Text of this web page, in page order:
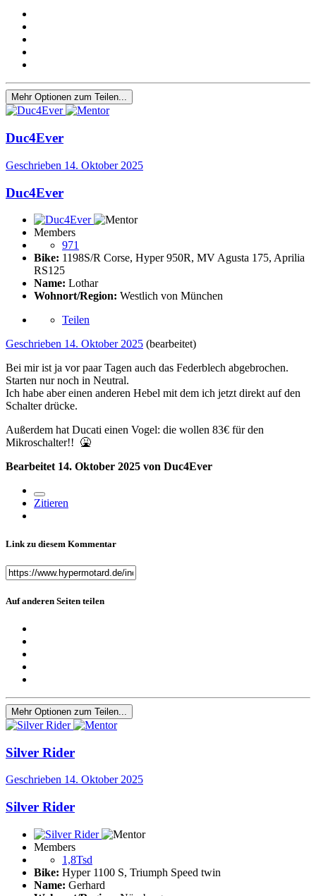
Mehr Optionen zum Teilen...
Duc4Ever
Geschrieben 14. Oktober 2025
Duc4Ever
Members
971
Bike: 1198S/R Corse, Hyper 950R, MV Agusta 175, Aprilia
RS125
Name: Lothar
Wohnort/Region: Westlich von München
Teilen
Geschrieben 14. Oktober 2025 (bearbeitet)
Bei mir ist ja vor paar Tagen auch das Federblech abgebrochen.
Starten nur noch in Neutral.
Ich habe aber einen anderen Hebel mit dem ich jetzt direkt auf den
Schalter drücke.
Außerdem hat Ducati einen Vogel: die wollen 83€ für den
Mikroschalter!! 🤮
Bearbeitet 14. Oktober 2025 von Duc4Ever
Zitieren
Link zu diesem Kommentar
Auf anderen Seiten teilen
Mehr Optionen zum Teilen...
Silver Rider
Geschrieben 14. Oktober 2025
Silver Rider
Members
1,8Tsd
Bike: Hyper 1100 S, Triumph Speed twin
Name: Gerhard